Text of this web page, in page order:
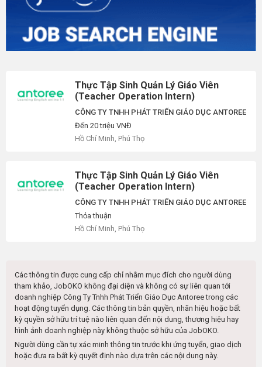
Thực Tập Sinh Quản Lý Giáo Viên
(Teacher Operation Intern)
CÔNG TY TNHH PHÁT TRIỂN GIÁO DỤC ANTOREE
Đến 20 triệu VNĐ
Hồ Chí Minh, Phú Thọ
Thực Tập Sinh Quản Lý Giáo Viên
(Teacher Operation Intern)
CÔNG TY TNHH PHÁT TRIỂN GIÁO DỤC ANTOREE
Thỏa thuận
Hồ Chí Minh, Phú Thọ
Các thông tin được cung cấp chỉ nhằm mục đích cho người dùng
tham khảo, JobOKO không đại diện và không có sự liên quan tới
doanh nghiệp Công Ty Tnhh Phát Triển Giáo Dục Antoreetrong các
hoạt động tuyển dụng. Các thông tin bản quyền, nhãn hiệu hoặc bất
kỳ quyền sở hữu trí tuệ nào liên quan đến nội dung, thương hiệu hay
hình ảnh doanh nghiệp này không thuộc sở hữu của JobOKO.
Người dùng cần tự xác minh thông tin trước khi ứng tuyển, giao dịch
hoặc đưa ra bất kỳ quyết định nào dựa trên các nội dung này.